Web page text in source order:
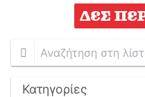
Δες
Αναζήτηση
στη
λίστα
Κατηγορίες